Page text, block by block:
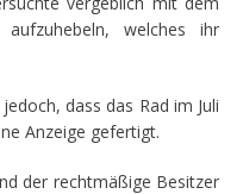
welches ihr
dass das Rad im Juli
Anzeige gefertigt.
der rechtmäßige Besitzer